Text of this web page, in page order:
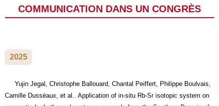
COMMUNICATION DANS UN CONGRÈS
2025
Yujin Jegal, Christophe Ballouard, Chantal Peiffert, Philippe Boulvais,
Camille Dusséaux, et al.. Application of in-situ Rb-Sr isotopic system on